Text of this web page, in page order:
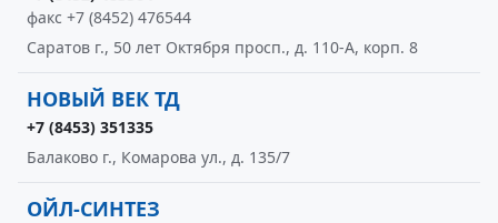
факс +7 (8452) 476544
Саратов г., 50 лет Октября просп., д. 110-А, корп. 8
НОВЫЙ ВЕК ТД
+7 (8453) 351335
Балаково г., Комарова ул., д. 135/7
ОЙЛ-СИНТЕЗ